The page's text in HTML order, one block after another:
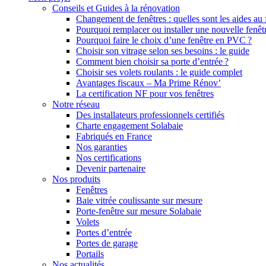
Conseils et Guides à la rénovation
Changement de fenêtres : quelles sont les aides au
Pourquoi remplacer ou installer une nouvelle
Pourquoi faire le choix d’une fenêtre en PVC ?
Choisir son vitrage selon ses besoins : le guide
Comment bien choisir sa porte d’entrée ?
Choisir ses volets roulants : le guide complet
Avantages fiscaux – Ma Prime Rénov’
La certification NF pour vos fenêtres
Notre réseau
Des installateurs professionnels certifiés
Charte engagement Solabaie
Fabriqués en France
Nos garanties
Nos certifications
Devenir partenaire
Nos produits
Fenêtres
Baie vitrée coulissante sur mesure
Porte-fenêtre sur mesure Solabaie
Volets
Portes d’entrée
Portes de garage
Portails